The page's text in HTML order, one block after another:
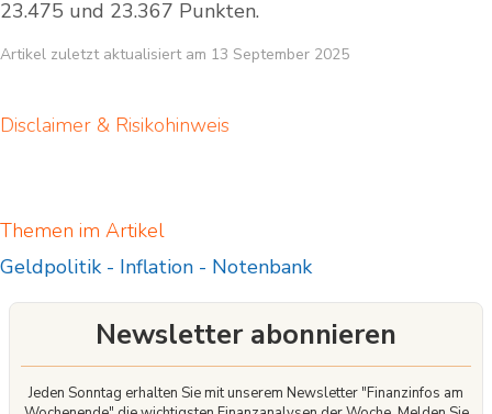
23.475 und 23.367 Punkten.
Artikel zuletzt aktualisiert am 13 September 2025
Disclaimer & Risikohinweis
Themen im Artikel
Geldpolitik- Inflation - Notenbank
Newsletter abonnieren
Jeden Sonntag erhalten Sie mit unserem Newsletter "Finanzinfos am